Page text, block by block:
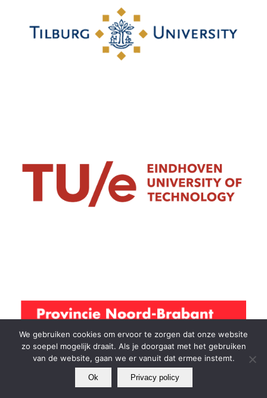
We gebruiken cookies om ervoor te zorgen dat onze website
zo soepel mogelijk draait. Als je doorgaat met het gebruiken
van de website, gaan we er vanuit dat ermee instemt.
Ok Privacy policy